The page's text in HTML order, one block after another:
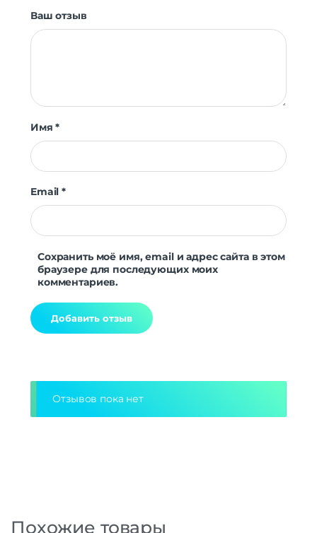
Ваш отзыв
Имя*
Email*
Сохранить моё имя, email и адрес сайта в этом
браузере для последующих моих
комментариев.
Отзывов пока нет
Похожие товары